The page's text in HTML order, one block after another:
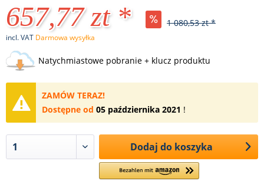
657,77 zt * 1 080,53 zt *
incl. VAT Darmowa wysyłka
Natychmiastowe pobranie + klucz produktu
ZAMÓW TERAZ!
Dostępne od 05 października 2021 !
Dodaj do koszyka